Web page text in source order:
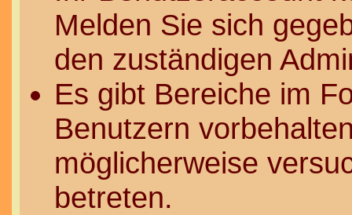
Melden Sie sich
den zuständigen
Es gibt Bereiche im
Benutzern
möglicherweise
betreten.